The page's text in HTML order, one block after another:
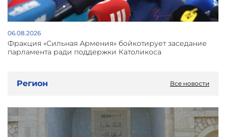
06.08.2026
Фракция «Сильная Армения» бойкотирует заседание
парламента ради поддержки Католикоса
Регион Все новости